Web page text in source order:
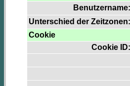
Benutzername:
Unterschied der Zeitzonen:
Cookie
Cookie ID: